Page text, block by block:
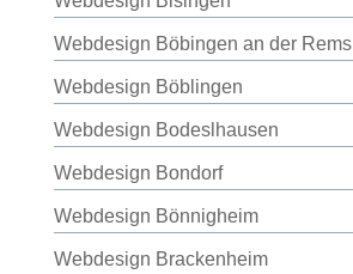
Webdesign Böbingen an der Rems
Webdesign Böblingen
Webdesign Bodeslhausen
Webdesign Bondorf
Webdesign Bönnigheim
Webdesign Brackenheim